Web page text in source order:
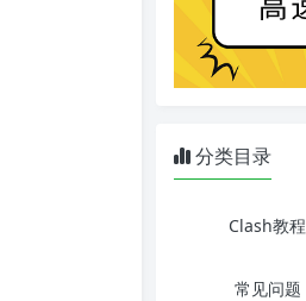
分类目录
Clash教程
常见问题